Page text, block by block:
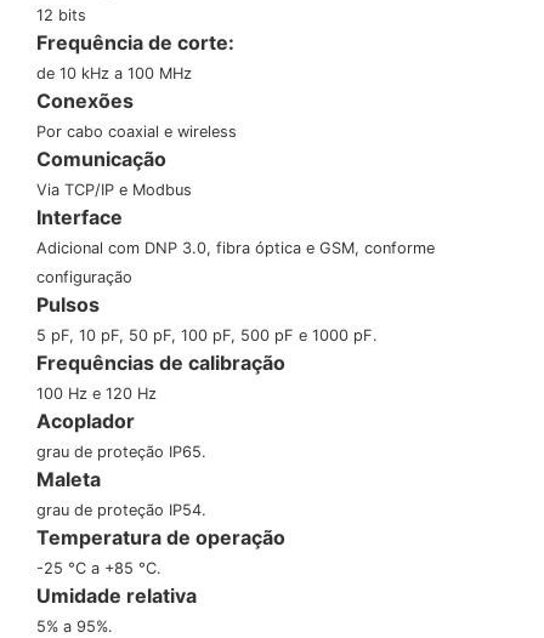
12 bits
Frequência de corte:
de 10 kHz a 100 MHz
Conexões
Por cabo coaxial e wireless
Comunicação
Via TCP/IP e Modbus
Interface
Adicional com DNP 3.0, fibra óptica e GSM, conforme
configuração
Pulsos
5 pF, 10 pF, 50 pF, 100 pF, 500 pF e 1000 pF.
Frequências de calibração
100 Hz e 120 Hz
Acoplador
grau de proteção IP65.
Maleta
grau de proteção IP54.
Temperatura de operação
-25 °C a +85 °C.
Umidade relativa
5% a 95%.